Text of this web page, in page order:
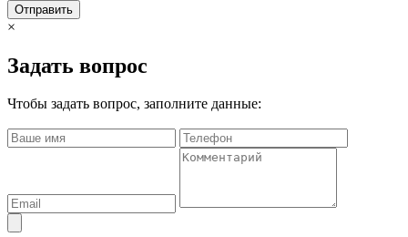
Отправить
×
Задать вопрос
Чтобы задать вопрос, заполните данные: